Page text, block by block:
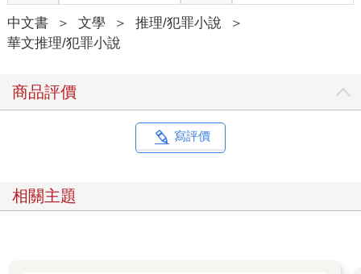
拉，將他的腦袋死死摁在辦公桌上。
一隻手拿著皮製證件套在他面前打開，露出警徽和一張跟少女長
得很像，不過穿著深藍色警裝的照片。
護……」
他這才想起來，除了放假的女學生跟蹺家少女，刑警好像也常穿
真是失算啊，朱子材嘆了口氣，「好吧，我招了，安恭直是我的
「來不及了，」那個聲音說：「我們回刑事組再慢慢討論吧。」
門外響起雜沓的腳步聲。還有幾聲夾雜著「老大」的驚呼。
中文書 ＞ 文學 ＞ 推理/犯罪小說
＞
華文推理/犯罪小說
商品評價
寫評價
相關主題